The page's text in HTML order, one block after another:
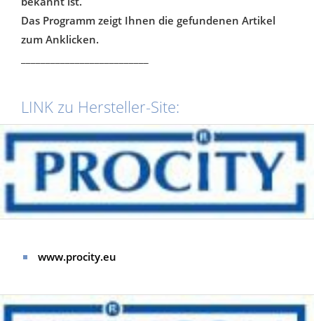
Das Programm zeigt Ihnen die gefundenen Artikel
zum Anklicken.
LINK zu Hersteller-Site:
www.procity.eu